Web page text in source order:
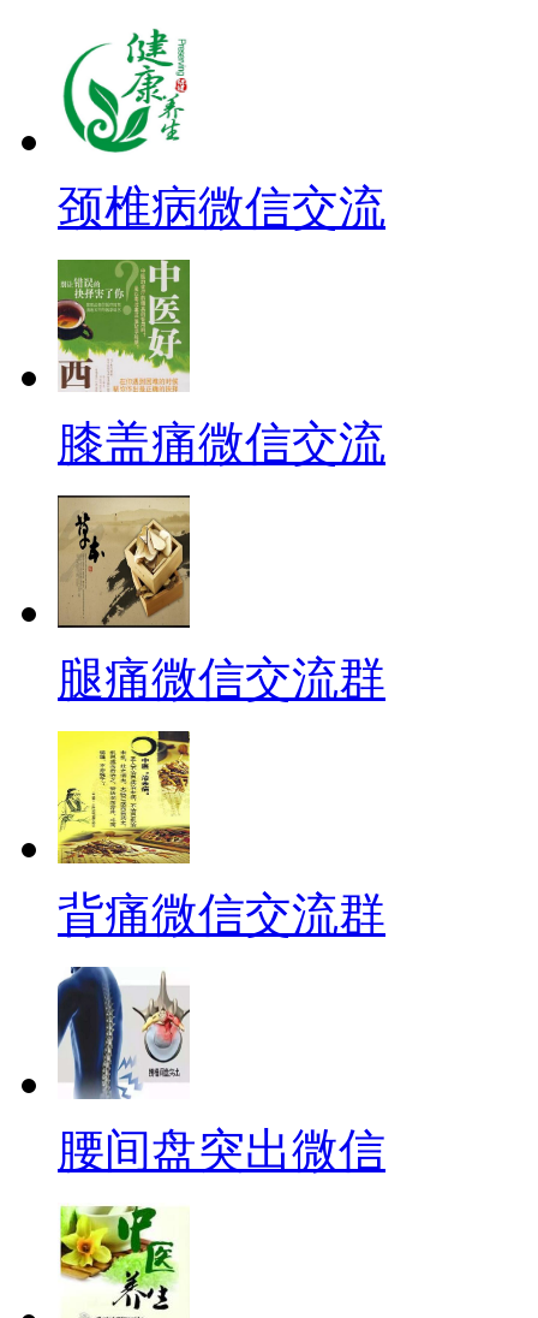
颈椎病微信交流
膝盖痛微信交流
腿痛微信交流群
背痛微信交流群
腰间盘突出微信